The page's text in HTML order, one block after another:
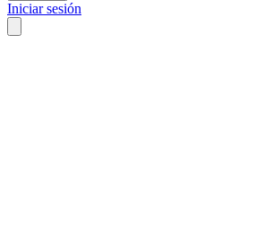
Iniciar sesión